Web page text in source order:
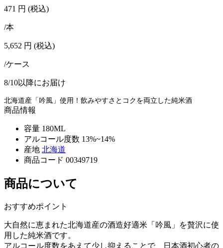
471 円 (税込)
/本
5,652 円 (税込)
/ケース
8/10以降にお届け
北海道産「吟風」使用！飲みやすさとコクを両立した純米酒
商品情報
容量 180ML
アルコール度数 13%~14%
産地 北海道
商品コード 00349719
商品について
おすすめポイント
大自然に恵まれた北海道産の酒造好適米「吟風」を贅沢に使
用した純米酒です。
アルコール度数をあえて少し抑えることで、日本酒初心者の